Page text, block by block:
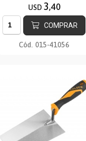
USD 3,40
COMPRAR
Cód. 015-41056